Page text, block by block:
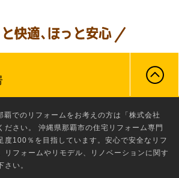
覇でのリフォームをお考えの方は「株式会社
ださい。 沖縄県那覇市の住宅リフォーム専門
度100％を目指しています。安心で安全なリフ
リフォームやリモデル、リノベーションに関す
い。